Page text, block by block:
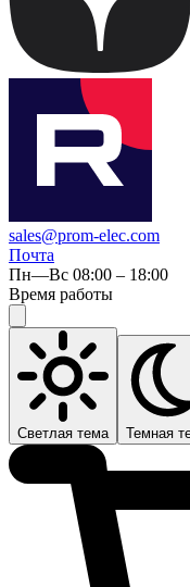
sales@prom-elec.com
Почта
Пн—Вс 08:00 – 18:00
Время работы
Светлая тема Темная